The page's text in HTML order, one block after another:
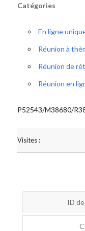
Catégories
En ligne
Réunion à
Réunion de
Réunion en
P52543/M38680/
Visites :
ID